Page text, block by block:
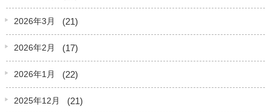
2026年3月 (21)
2026年2月 (17)
2026年1月 (22)
2025年12月 (21)